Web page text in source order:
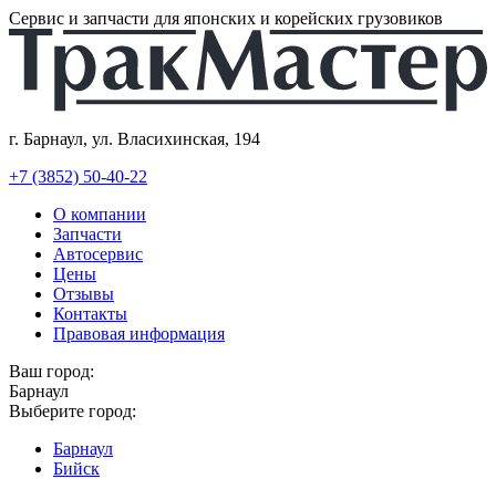
Сервис и запчасти для японских и корейских грузовиков
г. Барнаул, ул. Власихинская, 194
+7 (3852) 50-40-22
О компании
Запчасти
Автосервис
Цены
Отзывы
Контакты
Правовая информация
Ваш город:
Барнаул
Выберите город:
Барнаул
Бийск